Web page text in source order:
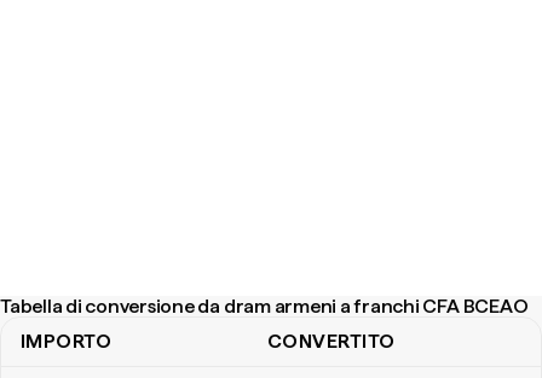
Tabella di conversione da dram armeni a franchi CFA BCEAO
IMPORTO CONVERTITO